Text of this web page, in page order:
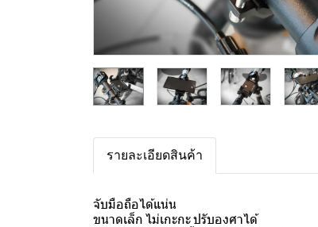
รายละเอียดสินค้า
จับมือถือได้แน่น
ขนาดเล็ก ไม่เกะกะ ปรับองศาได้